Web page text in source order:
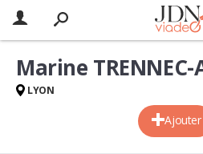
Ajouter
Marine TRENNEC-
LYON